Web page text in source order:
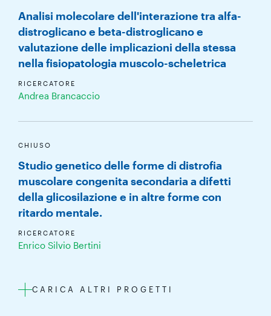
Analisi molecolare dell'interazione tra alfa-
distroglicano e beta-distroglicano e
valutazione delle implicazioni della stessa
nella fisiopatologia muscolo-scheletrica
RICERCATORE
Andrea Brancaccio
CHIUSO
Studio genetico delle forme di distrofia
muscolare congenita secondaria a difetti
della glicosilazione e in altre forme con
ritardo mentale.
RICERCATORE
Enrico Silvio Bertini
CARICA ALTRI PROGETTI